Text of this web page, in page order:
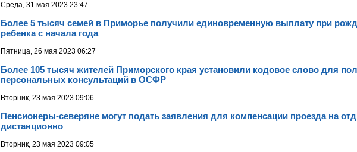
Среда, 31 мая 2023 23:47
Более 5 тысяч семей в Приморье получили единовременную выплату при
ребенка с начала года
Пятница, 26 мая 2023 06:27
Более 105 тысяч жителей Приморского края установили кодовое слово для
персональных консультаций в ОСФР
Вторник, 23 мая 2023 09:06
Пенсионеры-северяне могут подать заявления для компенсации проезда на
дистанционно
Вторник, 23 мая 2023 09:05